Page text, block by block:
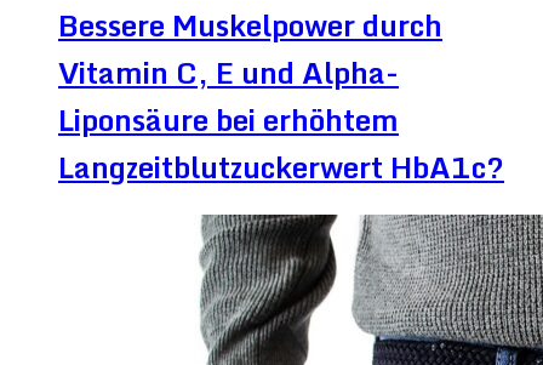
Bessere Muskelpower durch
Vitamin C, E und Alpha-
Liponsäure bei erhöhtem
Langzeitblutzuckerwert HbA1c?